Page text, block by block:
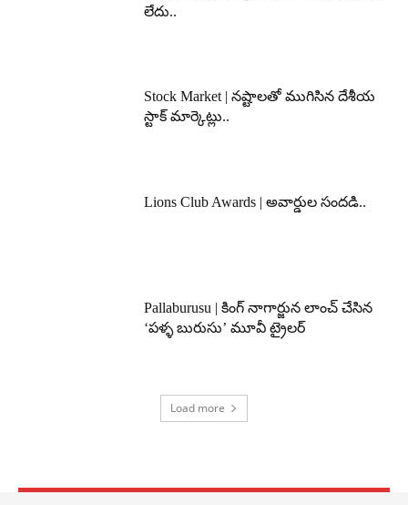
లేదు..
Stock Market | నష్టాలతో ముగిసిన దేశీయ
స్టాక్ మార్కెట్లు..
Lions Club Awards | అవార్డుల సందడి..
Pallaburusu | కింగ్ నాగార్జున లాంచ్ చేసిన
‘పళ్ళ బురుసు’ మూవీ ట్రైలర్
Load more